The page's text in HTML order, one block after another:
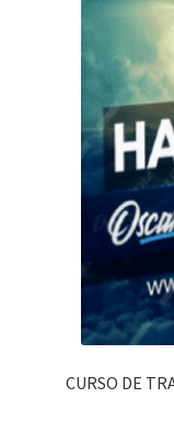
CURSO DE